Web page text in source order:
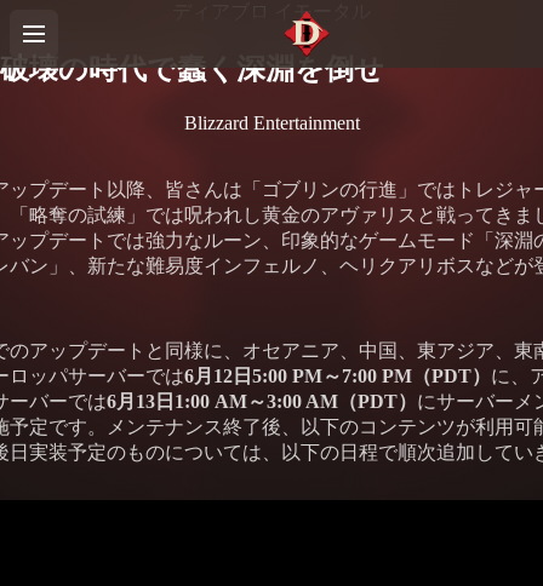
ディアブロ イモータル
破壊の時代で蠢く深淵を倒せ
Blizzard Entertainment
ップデート以降、皆さんは「ゴブリンの行進」ではトレジャ
「略奪の試練」では呪われし黄金のアヴァリスと戦ってきま
ップデートでは強力なルーン、印象的なゲームモード「深淵
バン」、新たな難易度インフェルノ、ヘリクアリボスなどが
のアップデートと同様に、オセアニア、中国、東アジア、東
ロッパサーバーでは6月12日5:00 PM～7:00 PM（PDT） に、
ーバーでは6月13日1:00 AM～3:00 AM（PDT） にサーバーメ
予定です。メンテナンス終了後、以下のコンテンツが利用可
日実装予定のものについては、以下の日程で順次追加してい